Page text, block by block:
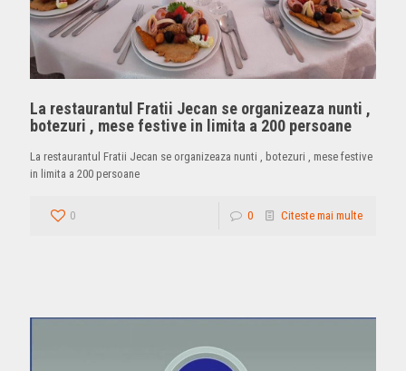
La restaurantul Fratii Jecan se organizeaza nunti ,
botezuri , mese festive in limita a 200 persoane
La restaurantul Fratii Jecan se organizeaza nunti , botezuri , mese festive
in limita a 200 persoane
0 0 Citeste mai multe